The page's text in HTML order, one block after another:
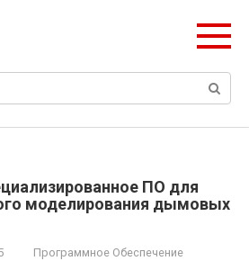
ПО для
моделирования дымовых
Программное Обеспечение